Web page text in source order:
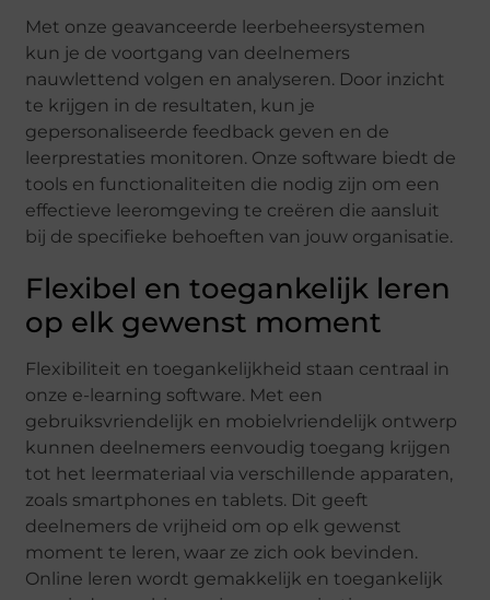
Met onze geavanceerde leerbeheersystemen
kun je de voortgang van deelnemers
nauwlettend volgen en analyseren. Door inzicht
te krijgen in de resultaten, kun je
gepersonaliseerde feedback geven en de
leerprestaties monitoren. Onze software biedt de
tools en functionaliteiten die nodig zijn om een
effectieve leeromgeving te creëren die aansluit
bij de specifieke behoeften van jouw organisatie.
Flexibel en toegankelijk leren
op elk gewenst moment
Flexibiliteit en toegankelijkheid staan centraal in
onze e-learning software. Met een
gebruiksvriendelijk en mobielvriendelijk ontwerp
kunnen deelnemers eenvoudig toegang krijgen
tot het leermateriaal via verschillende apparaten,
zoals smartphones en tablets. Dit geeft
deelnemers de vrijheid om op elk gewenst
moment te leren, waar ze zich ook bevinden.
Online leren wordt gemakkelijk en toegankelijk